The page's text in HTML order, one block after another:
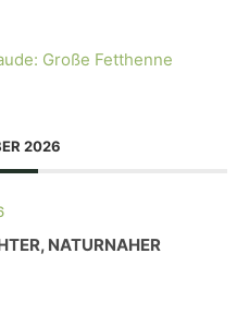
Große Fetthenne
2026
NATURNAHER